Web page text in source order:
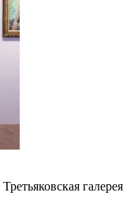
Третьяковская галерея